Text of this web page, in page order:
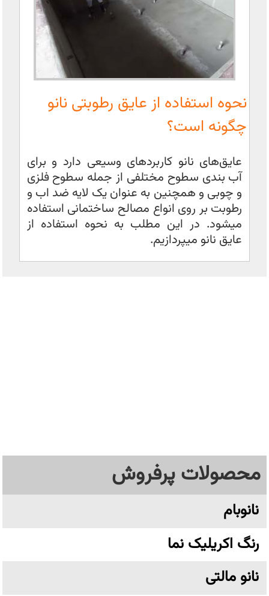
نحوه استفاده از عایق رطوبتی نانو
چگونه است؟
عایق‌های نانو کاربردهای وسیعی دارد و برای
آب بندی سطوح مختلفی از جمله سطوح فلزی
و چوبی و همچنین به عنوان یک لایه ضد اب و
رطوبت بر روی انواع مصالح ساختمانی استفاده
میشود. در این مطلب به نحوه استفاده از
عایق نانو میپردازیم.
محصولات پرفروش
نانوبام
رنگ اکریلیک نما
نانو مالتی